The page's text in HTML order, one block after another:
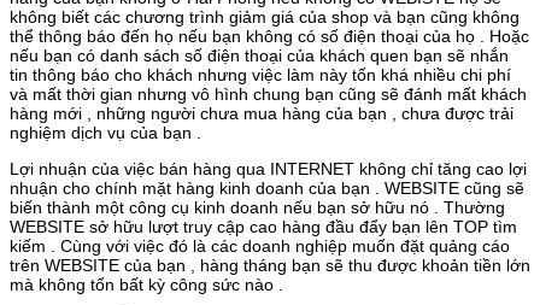
không biết các chương trình giảm giá của shop và bạn cũng không
thể thông báo đến họ nếu bạn không có số điện thoại của họ . Hoặc
nếu bạn có danh sách số điện thoại của khách quen bạn sẽ nhắn
tin thông báo cho khách nhưng việc làm này tốn khá nhiều chi phí
và mất thời gian nhưng vô hình chung bạn cũng sẽ đánh mất khách
hàng mới , những người chưa mua hàng của bạn , chưa được trải
nghiệm dịch vụ của bạn .
Lợi nhuận của việc bán hàng qua INTERNET không chỉ tăng cao lợi
nhuận cho chính mặt hàng kinh doanh của bạn . WEBSITE cũng sẽ
biến thành một công cụ kinh doanh nếu bạn sở hữu nó . Thường
WEBSITE sở hữu lượt truy cập cao hàng đầu đẩy bạn lên TOP tìm
kiếm . Cùng với việc đó là các doanh nghiệp muốn đặt quảng cáo
trên WEBSITE của bạn , hàng tháng bạn sẽ thu được khoản tiền lớn
mà không tốn bất kỳ công sức nào .